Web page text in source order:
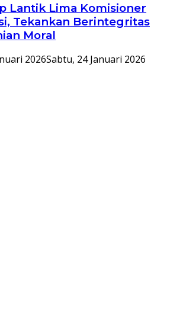
Lantik Lima Komisioner
Tekankan Berintegritas
Moral
2026Sabtu, 24 Januari 2026